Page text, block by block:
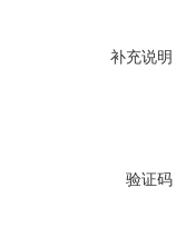
补充说明
验证码